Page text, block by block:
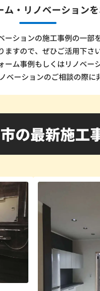
・ リノベーション
ションの施工事例の一部
すので、ぜひご活用下さい
ーム事例もしくはリノベー
ベーションのご相談の際に
の最新施工